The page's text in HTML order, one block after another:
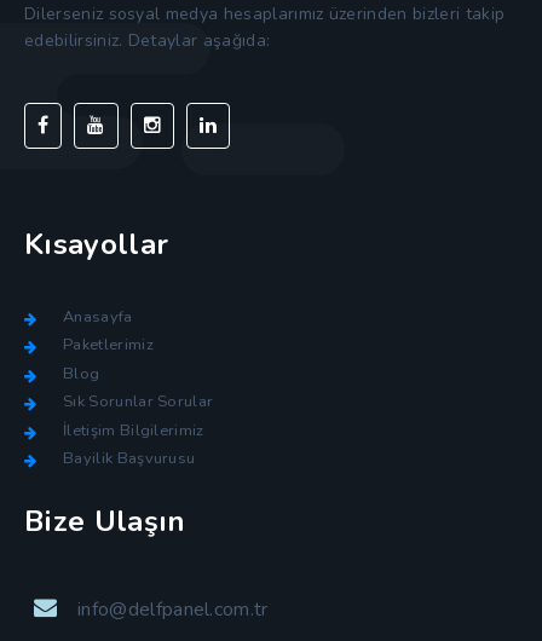
Dilerseniz sosyal medya hesaplarımız üzerinden bizleri takip
edebilirsiniz. Detaylar aşağıda:
Kısayollar
Anasayfa
Paketlerimiz
Blog
Sık Sorunlar Sorular
İletişim Bilgilerimiz
Bayilik Başvurusu
Bize Ulaşın
info@delfpanel.com.tr